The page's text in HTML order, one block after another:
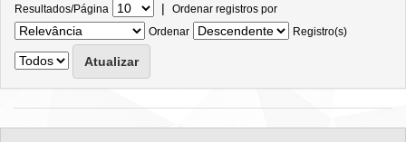
Resultados/Página | Ordenar registros por
Ordenar
Registro(s)